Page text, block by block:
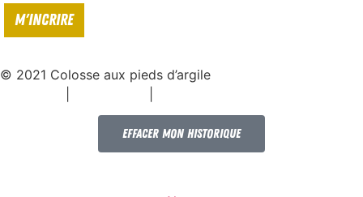
© 2021 Colosse aux pieds d’argile
Effacer mon historique